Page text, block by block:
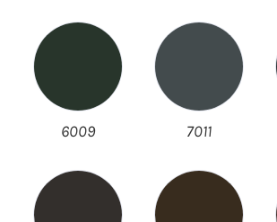
6009 7011